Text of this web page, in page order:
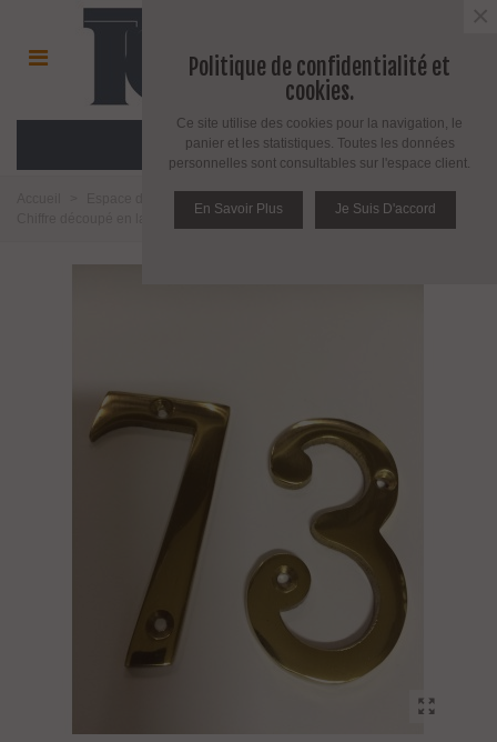
MENU
Politique de confidentialité et
cookies.
Ce site utilise des cookies pour la navigation, le
panier et les statistiques. Toutes les données
personnelles sont consultables sur l'espace client.
En Savoir Plus Je Suis D'accord